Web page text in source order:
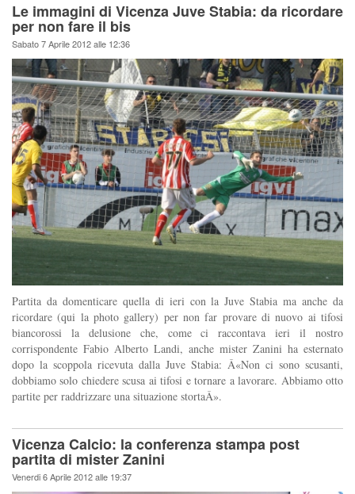
Le immagini di Vicenza Juve Stabia: da ricordare
per non fare il bis
Sabato 7 Aprile 2012 alle 12:36
Partita da domenticare quella di ieri con la Juve Stabia ma anche da
ricordare (qui la photo gallery) per non far provare di nuovo ai tifosi
biancorossi la delusione che, come ci raccontava ieri il nostro
corrispondente Fabio Alberto Landi, anche mister Zanini ha esternato
dopo la scoppola ricevuta dalla Juve Stabia: Â«Non ci sono scusanti,
dobbiamo solo chiedere scusa ai tifosi e tornare a lavorare. Abbiamo otto
partite per raddrizzare una situazione stortaÂ».
Vicenza Calcio: la conferenza stampa post
partita di mister Zanini
Venerdi 6 Aprile 2012 alle 19:37